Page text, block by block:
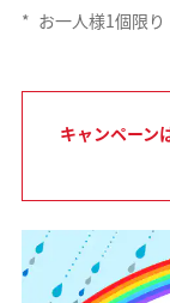
* お一人様1個限り
キャンペーン